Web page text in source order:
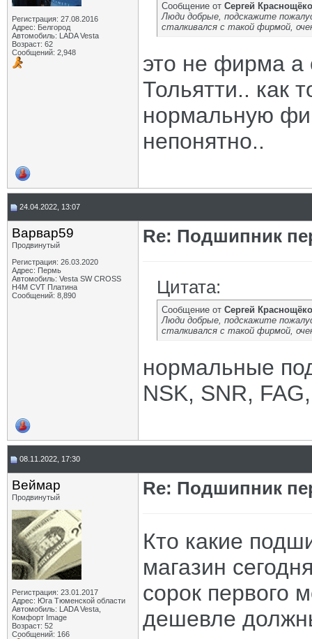
Регистрация: 27.08.2016
Адрес: Белгород
Автомобиль: LADA Vesta
Возраст: 62
Сообщений: 2,948
Сообщение от Сергей
Люди добрые, подскажите
сталкивался с такой фирмой,
это не фирма а
Тольятти.. как
нормальную
непонятно..
24.04.2022, 13:07
Варвар59
Продвинутый
Регистрация: 26.03.2020
Адрес: Пермь
Автомобиль: Vesta SW CROSS
H4M CVT Платина
Сообщений: 8,890
Re: Подшипник
Цитата:
Сообщение от Сергей
Люди добрые, подскажите
сталкивался с такой фирмой,
нормальные
NSK, SNR,
08.11.2022, 17:30
Веймар
Продвинутый
Регистрация: 23.01.2017
Адрес: Юга Тюменской области
Автомобиль: LADA Vesta,
Комфорт Image
Возраст: 52
Сообщений: 166
Re: Подшипник
Кто какие
магазин
сорок первого
дешевле